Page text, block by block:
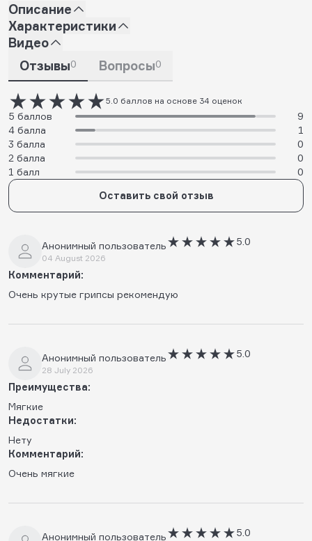
Описание
Характеристики
Видео
Отзывы0 Вопросы0
5.0 баллов на основе 34 оценок
5 баллов
9
4 балла
1
3 балла
0
2 балла
0
1 балл
0
Оставить свой отзыв
Анонимный пользователь
04 August 2026
5.0
Комментарий:
Очень крутые грипсы рекомендую
Анонимный пользователь
28 July 2026
5.0
Преимущества:
Мягкие
Недостатки:
Нету
Комментарий:
Очень мягкие
Анонимный пользователь 5.0